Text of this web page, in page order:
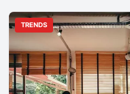
TRENDS